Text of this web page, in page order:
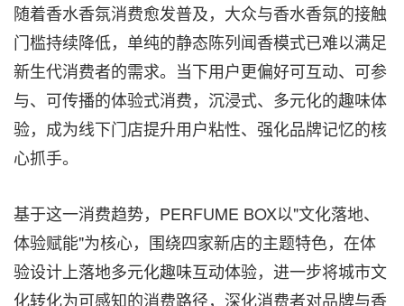
随着香水香氛消费愈发普及，大众与香水香氛的接触
门槛持续降低，单纯的静态陈列闻香模式已难以满足
新生代消费者的需求。当下用户更偏好可互动、可参
与、可传播的体验式消费，沉浸式、多元化的趣味体
验，成为线下门店提升用户粘性、强化品牌记忆的核
心抓手。
基于这一消费趋势，PERFUME BOX以"文化落地、
体验赋能"为核心，围绕四家新店的主题特色，在体
验设计上落地多元化趣味互动体验，进一步将城市文
化转化为可感知的消费路径，深化消费者对品牌与香